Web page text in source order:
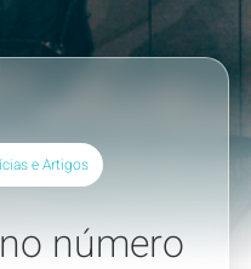
e Artigos
número